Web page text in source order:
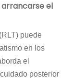
el
puede
en los
el
posterior